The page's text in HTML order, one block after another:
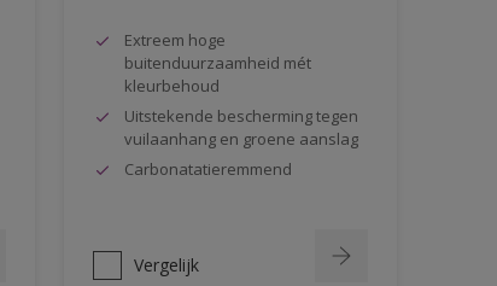
Extreem hoge
buitenduurzaamheid mét
kleurbehoud
Uitstekende bescherming tegen
vuilaanhang en groene aanslag
Carbonatatieremmend
Vergelijk